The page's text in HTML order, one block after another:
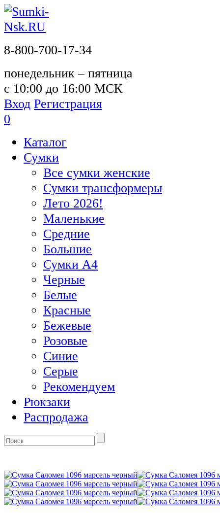
8-800-700-17-34
понедельник – пятница
с 10:00 до 16:00 МСК
Вход Регистрация
0
Каталог
Сумки
Все сумки женские
Сумки трансформеры
Лето 2026!
Маленькие
Средние
Большие
Сумки А4
Черные
Белые
Красные
Бежевые
Розовые
Синие
Серые
Рекомендуем
Рюкзаки
Распродажа